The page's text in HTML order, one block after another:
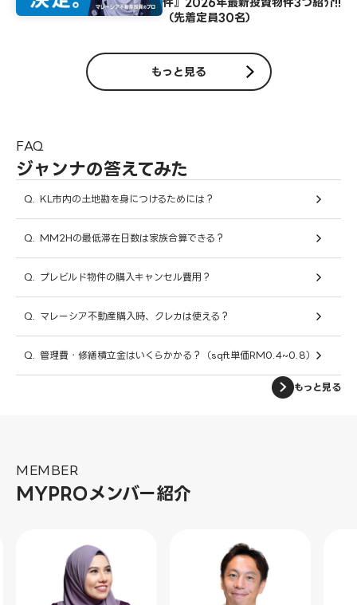
（先着定員30名）
もっと見る
FAQ
ジャンナの答えてみた
Q. KL市内の土地勘を身につけるためには？
Q. MM2Hの最低滞在日数は家族合算できる？
Q. プレビルド物件の購入キャンセル費用？
Q. マレーシア不動産購入時、クレカは使える？
Q. 管理費・修繕積立金はいくらかかる？（sqft単価RM0.4~0.8）
もっと見る
MEMBER
MYPROメンバー紹介